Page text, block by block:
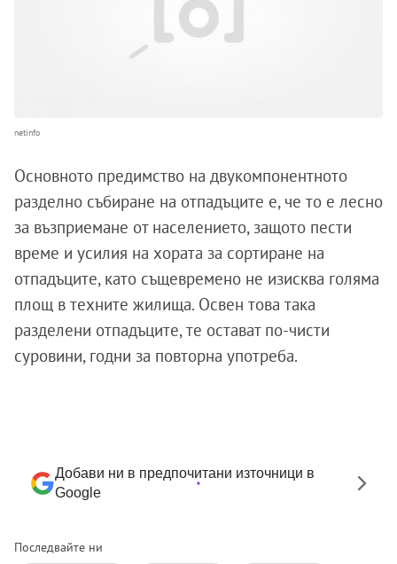
netinfo
Основното предимство на двукомпонентното
разделно събиране на отпадъците е, че то е лесно
за възприемане от населението, защото пести
време и усилия на хората за сортиране на
отпадъците, като същевремено не изисква голяма
площ в техните жилища. Освен това така
разделени отпадъците, те остават по-чисти
суровини, годни за повторна употреба.
Добави ни в предпочитани източници в
Google
Последвайте ни